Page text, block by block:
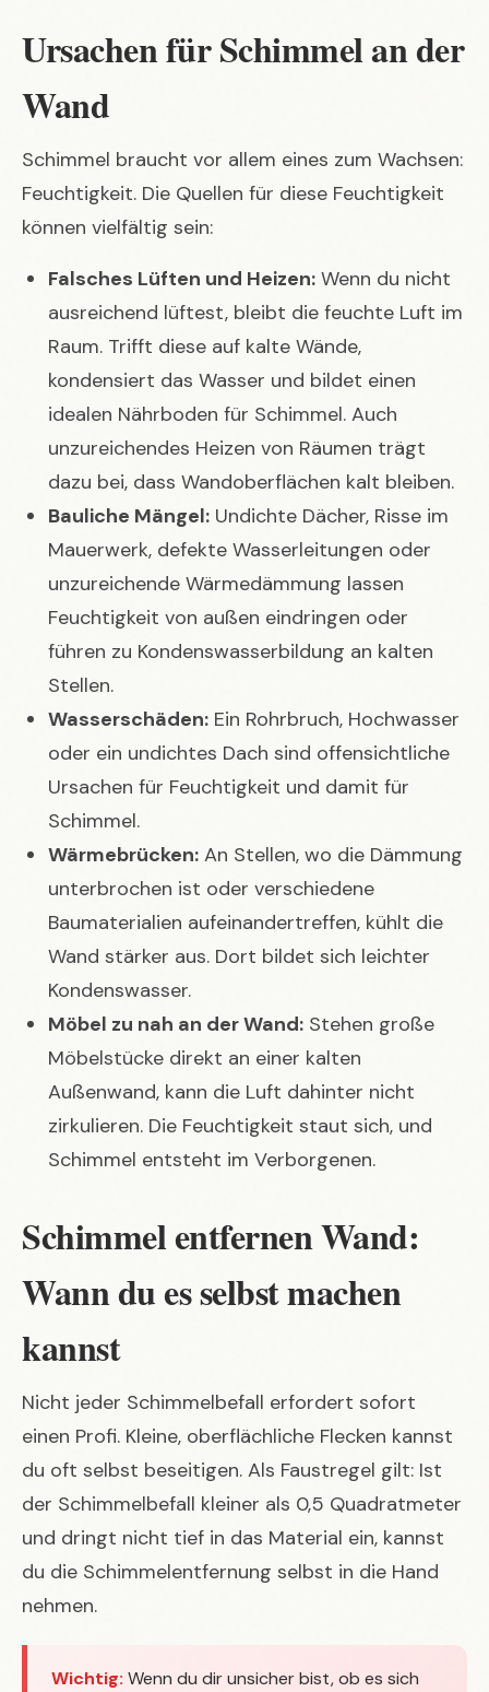
Ursachen für Schimmel an der
Wand
Schimmel braucht vor allem eines zum Wachsen:
Feuchtigkeit. Die Quellen für diese Feuchtigkeit
können vielfältig sein:
Falsches Lüften und Heizen: Wenn du nicht
ausreichend lüftest, bleibt die feuchte Luft im
Raum. Trifft diese auf kalte Wände,
kondensiert das Wasser und bildet einen
idealen Nährboden für Schimmel. Auch
unzureichendes Heizen von Räumen trägt
dazu bei, dass Wandoberflächen kalt bleiben.
Bauliche Mängel: Undichte Dächer, Risse im
Mauerwerk, defekte Wasserleitungen oder
unzureichende Wärmedämmung lassen
Feuchtigkeit von außen eindringen oder
führen zu Kondenswasserbildung an kalten
Stellen.
Wasserschäden: Ein Rohrbruch, Hochwasser
oder ein undichtes Dach sind offensichtliche
Ursachen für Feuchtigkeit und damit für
Schimmel.
Wärmebrücken: An Stellen, wo die Dämmung
unterbrochen ist oder verschiedene
Baumaterialien aufeinandertreffen, kühlt die
Wand stärker aus. Dort bildet sich leichter
Kondenswasser.
Möbel zu nah an der Wand: Stehen große
Möbelstücke direkt an einer kalten
Außenwand, kann die Luft dahinter nicht
zirkulieren. Die Feuchtigkeit staut sich, und
Schimmel entsteht im Verborgenen.
Schimmel entfernen Wand:
Wann du es selbst machen
kannst
Nicht jeder Schimmelbefall erfordert sofort
einen Profi. Kleine, oberflächliche Flecken kannst
du oft selbst beseitigen. Als Faustregel gilt: Ist
der Schimmelbefall kleiner als 0,5 Quadratmeter
und dringt nicht tief in das Material ein, kannst
du die Schimmelentfernung selbst in die Hand
nehmen.
Wichtig: Wenn du dir unsicher bist, ob es sich